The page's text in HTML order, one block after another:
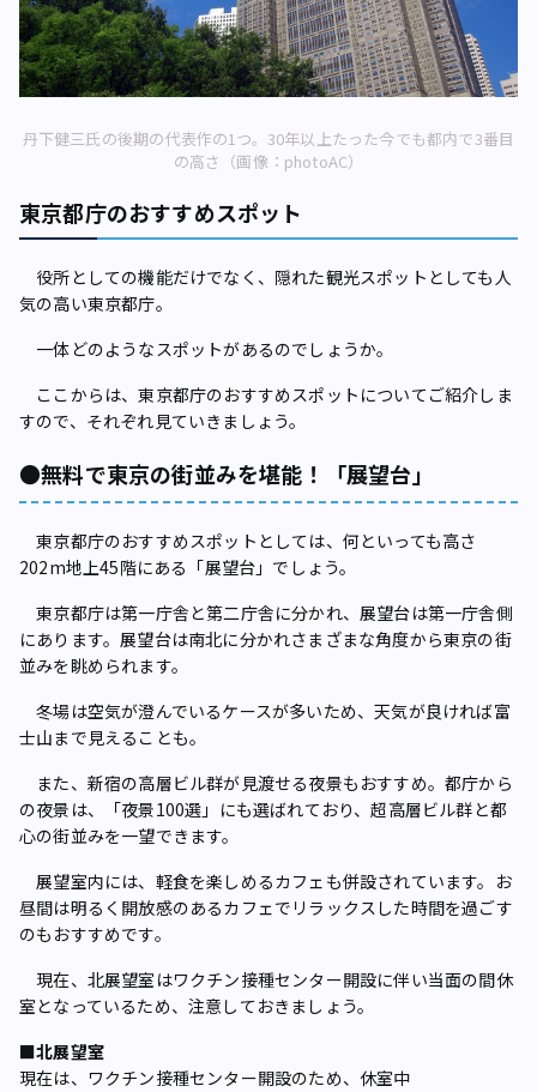
丹下健三氏の後期の代表作の1つ。30年以上たった今でも都内で3番目
の高さ（画像：photoAC）
東京都庁のおすすめスポット
役所としての機能だけでなく、隠れた観光スポットとしても人
気の高い東京都庁。
一体どのようなスポットがあるのでしょうか。
ここからは、東京都庁のおすすめスポットについてご紹介しま
すので、それぞれ見ていきましょう。
●無料で東京の街並みを堪能！「展望台」
東京都庁のおすすめスポットとしては、何といっても高さ
202m地上45階にある「展望台」でしょう。
東京都庁は第一庁舎と第二庁舎に分かれ、展望台は第一庁舎側
にあります。展望台は南北に分かれさまざまな角度から東京の街
並みを眺められます。
冬場は空気が澄んでいるケースが多いため、天気が良ければ富
士山まで見えることも。
また、新宿の高層ビル群が見渡せる夜景もおすすめ。都庁から
の夜景は、「夜景100選」にも選ばれており、超高層ビル群と都
心の街並みを一望できます。
展望室内には、軽食を楽しめるカフェも併設されています。お
昼間は明るく開放感のあるカフェでリラックスした時間を過ごす
のもおすすめです。
現在、北展望室はワクチン接種センター開設に伴い当面の間休
室となっているため、注意しておきましょう。
■北展望室
現在は、ワクチン接種センター開設のため、休室中